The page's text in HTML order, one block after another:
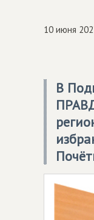
10 июня
В